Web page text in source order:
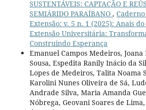
SUSTENTÁVEIS: CAPTAÇÃO E
SEMIÁRIDO PARAÍBANO ,
Extensão: v. 5 n. 1 (2025): Anais
Extensão Universitária:
Construindo Esperança
Emanuel Campos Medeiros,
Sousa, Espedita Ranily Inácio da
Lopes de Medeiros, Talita Noama
Karolini Nunes Oliveira de Sá,
Andrade Silva, Maria Amanda
Nóbrega, Geovani Soares de